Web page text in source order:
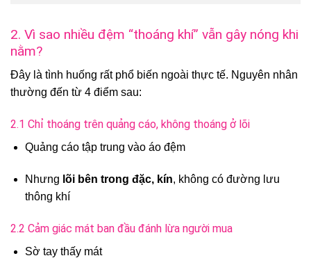
2. Vì sao nhiều đệm “thoáng khí” vẫn gây nóng khi
nằm?
Đây là tình huống rất phổ biến ngoài thực tế. Nguyên nhân
thường đến từ 4 điểm sau:
2.1 Chỉ thoáng trên quảng cáo, không thoáng ở lõi
Quảng cáo tập trung vào áo đệm
Nhưng lõi bên trong đặc, kín, không có đường lưu
thông khí
2.2 Cảm giác mát ban đầu đánh lừa người mua
Sờ tay thấy mát